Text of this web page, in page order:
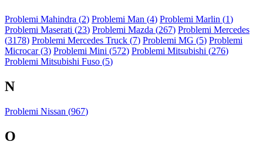
Problemi Mahindra (2) Problemi Man (4) Problemi Marlin (1)
Problemi Maserati (23) Problemi Mazda (267) Problemi Mercedes
(3178) Problemi Mercedes Truck (7) Problemi MG (5) Problemi
Microcar (3) Problemi Mini (572) Problemi Mitsubishi (276)
Problemi Mitsubishi Fuso (5)
N
Problemi Nissan (967)
O